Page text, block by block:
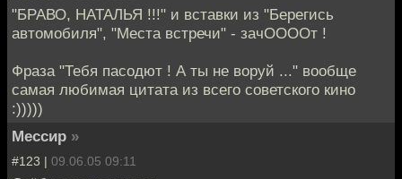
"БРАВО, НАТАЛЬЯ !!!" и вставки из "Берегись
автомобиля", "Места встречи" - зачООООт !
Фраза "Тебя пасодют ! А ты не воруй ..." вообще
самая любимая цитата из всего советского кино
:)))))
Мессир »
#123 | 09.06.05 09:11